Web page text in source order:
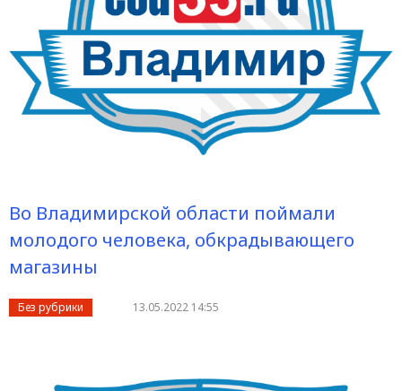
Во Владимирской области поймали
молодого человека, обкрадывающего
магазины
Без рубрики 13.05.2022 14:55